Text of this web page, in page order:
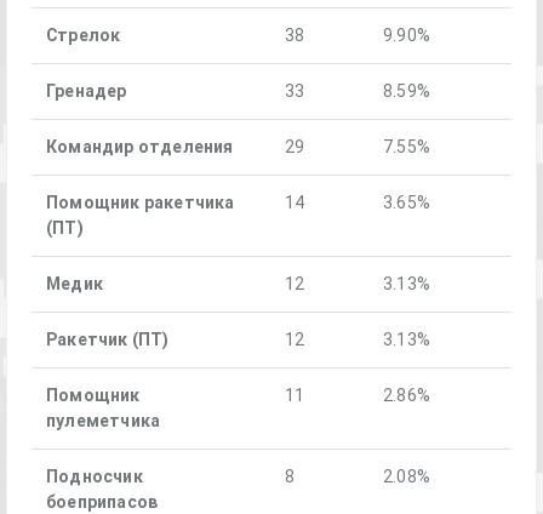
Стрелок 38 9.90%
Гренадер 33 8.59%
Командир отделения 29 7.55%
Помощник ракетчика
(ПТ)
14 3.65%
Медик 12 3.13%
Ракетчик (ПТ) 12 3.13%
Помощник
пулеметчика
11 2.86%
Подносчик
боеприпасов
8 2.08%